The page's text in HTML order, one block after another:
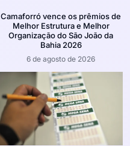
Camaforró vence os prêmios de
Melhor Estrutura e Melhor
Organização do São João da
Bahia 2026
6 de agosto de 2026